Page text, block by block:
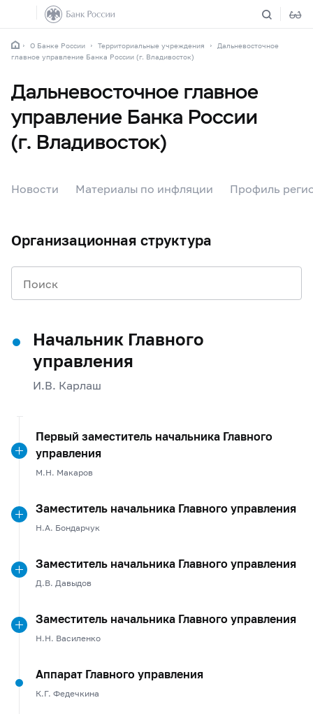
О Банке России Территориальные учреждения
Дальневосточное
главное управление Банка России (г. Владивосток)
Дальневосточное главное
управление Банка России
(г. Владивосток)
Новости Материалы по инфляции Профиль
Организационная структура
Начальник Главного
управления
И.В. Карлаш
Первый заместитель начальника Главного
управления
М.Н. Макаров
Заместитель начальника Главного управления
Н.А. Бондарчук
Заместитель начальника Главного управления
Д.В. Давыдов
Заместитель начальника Главного управления
Н.Н. Василенко
Аппарат Главного управления
К.Г. Федечкина